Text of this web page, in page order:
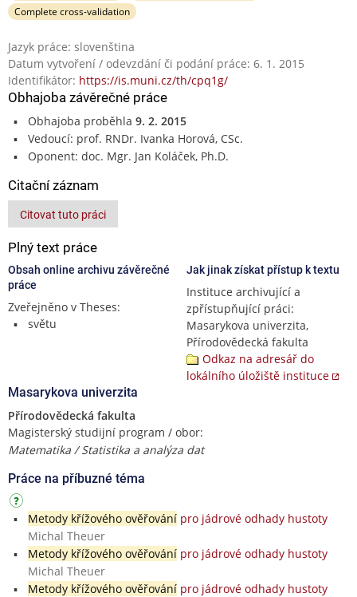
Complete cross-validation
Jazyk práce: slovenština
Datum vytvoření / odevzdání či podání práce: 6. 1. 2015
Identifikátor: https://is.muni.cz/th/cpq1g/
Obhajoba závěrečné práce
Obhajoba proběhla 9. 2. 2015
Vedoucí: prof. RNDr. Ivanka Horová, CSc.
Oponent: doc. Mgr. Jan Koláček, Ph.D.
Citační záznam
Citovat tuto práci
Plný text práce
Obsah online archivu závěrečné
práce
Zveřejněno v Theses:
světu
Jak jinak získat přístup k textu
Instituce archivující a
zpřístupňující práci:
Masarykova univerzita,
Přírodovědecká fakulta
Odkaz na adresář do
lokálního úložiště instituce
Masarykova univerzita
Přírodovědecká fakulta
Magisterský studijní program / obor:
Matematika / Statistika a analýza dat
Práce na příbuzné téma
Metody křížového ověřovánípro jádrové odhady hustoty
Michal Theuer
Metody křížového ověřovánípro jádrové odhady hustoty
Michal Theuer
Metody křížového ověřovánípro jádrové odhady hustoty